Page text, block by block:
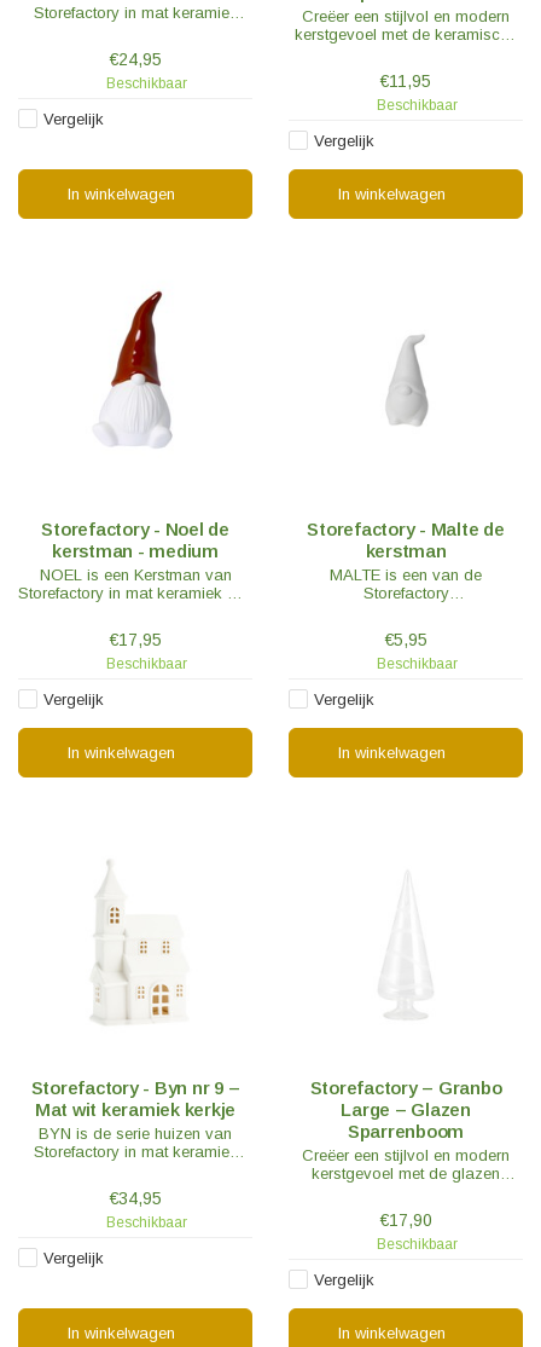
Storefactory in mat keramiek
combinatiemogelijkheden zijn te
maken.
€24,95
Beschikbaar
Vergelijk
In winkelwagen
Creëer een stijlvol en modern
kerstgevoel met de keramische
€11,95
Beschikbaar
Vergelijk
In winkelwagen
Storefactory - Noel de
kerstman - medium
NOEL is een Kerstman van
Storefactory in mat keramiek met
€17,95
Beschikbaar
Vergelijk
In winkelwagen
Storefactory - Malte de
kerstman
MALTE is een van de
Storefactory
keramiek en is perfect om met
de Byn huisjes te combineren
€5,95
Beschikbaar
Vergelijk
In winkelwagen
Storefactory - Byn nr 9 –
Mat wit keramiek kerkje
BYN is de serie huizen van
Storefactory in mat keramiek
combinatiemogelijkheden zijn te
maken.
€34,95
Beschikbaar
Vergelijk
In winkelwagen
Storefactory – Granbo
Large – Glazen
Sparrenboom
Creëer een stijlvol en modern
kerstgevoel met de glazen
€17,90
Beschikbaar
Vergelijk
In winkelwagen